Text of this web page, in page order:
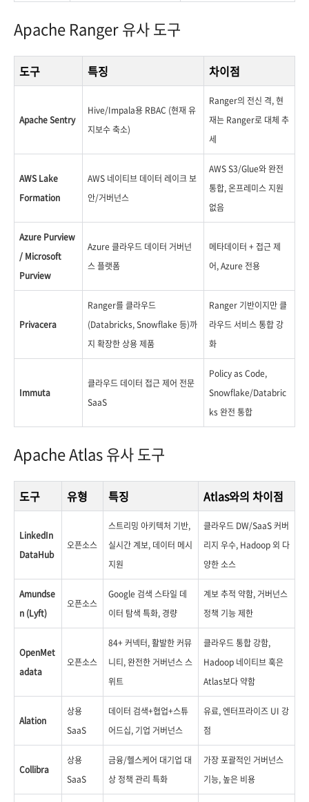
Apache Ranger 유사 도구
도구 특징 차이점
Apache Sentry
Hive/Impala용 RBAC (현재 유
지보수 축소)
Ranger의 전신 격, 현
재는 Ranger로 대체 추
세
AWS Lake
Formation
AWS 네이티브 데이터 레이크 보
안/거버넌스
AWS S3/Glue와 완전
통합, 온프레미스 지원
없음
Azure Purview
/ Microsoft
Purview
Azure 클라우드 데이터 거버넌
스 플랫폼
메타데이터 + 접근 제
어, Azure 전용
Privacera
Ranger를 클라우드
(Databricks, Snowflake 등)까
지 확장한 상용 제품
Ranger 기반이지만 클
라우드 서비스 통합 강
화
Immuta
클라우드 데이터 접근 제어 전문
SaaS
Policy as Code,
Snowflake/Databric
ks 완전 통합
Apache Atlas 유사 도구
도구 유형 특징 Atlas와의 차이점
LinkedIn
DataHub
오픈소스
스트리밍 아키텍처 기반,
실시간 계보, 데이터 메시
지원
클라우드 DW/SaaS 커버
리지 우수, Hadoop 외 다
양한 소스
Amundse
n (Lyft)
오픈소스
Google 검색 스타일 데
이터 탐색 특화, 경량
계보 추적 약함, 거버넌스
정책 기능 제한
OpenMet
adata
오픈소스
84+ 커넥터, 활발한 커뮤
니티, 완전한 거버넌스 스
위트
클라우드 통합 강함,
Hadoop 네이티브 훅은
Atlas보다 약함
Alation
상용
SaaS
데이터 검색+협업+스튜
어드십, 기업 거버넌스
유료, 엔터프라이즈 UI 강
점
Collibra
상용
SaaS
금융/헬스케어 대기업 대
상 정책 관리 특화
가장 포괄적인 거버넌스
기능, 높은 비용